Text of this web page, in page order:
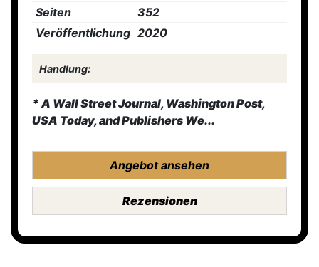
Seiten
352
Veröffentlichung 2020
Handlung:
* A Wall Street Journal, Washington Post,
USA Today, andPublishers We...
Angebot ansehen
Rezensionen